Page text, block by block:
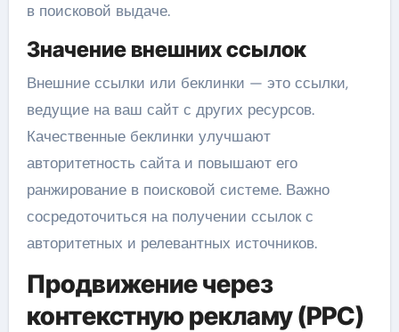
в поисковой выдаче.
Значение внешних ссылок
Внешние ссылки или беклинки — это ссылки,
ведущие на ваш сайт с других ресурсов.
Качественные беклинки улучшают
авторитетность сайта и повышают его
ранжирование в поисковой системе. Важно
сосредоточиться на получении ссылок с
авторитетных и релевантных источников.
Продвижение через
контекстную рекламу (PPC)